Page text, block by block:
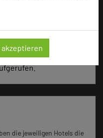
Alle akzeptieren
in den vergangenen
die jeweiligen Hotels die